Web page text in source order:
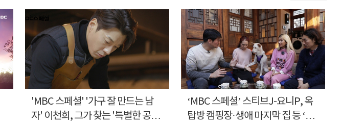
'MBC 스페셜' '가구 잘 만드는 남
자' 이천희, 그가 찾는 '특별한 공간
‘MBC 스페셜’ 스티브J-요니P, 옥
탑방 캠핑장·생애 마지막 집 등 ‘개